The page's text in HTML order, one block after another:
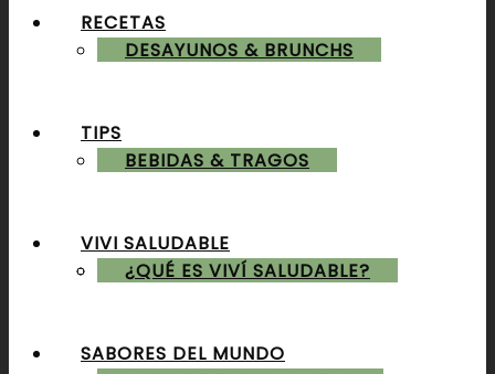
RECETAS
DESAYUNOS & BRUNCHS
BEBIDAS & TRAGOS
ALMUERZOS & CENAS
TIPS
VIVI SALUDABLE
¿QUÉ ES VIVÍ SALUDABLE?
SABORES DEL MUNDO